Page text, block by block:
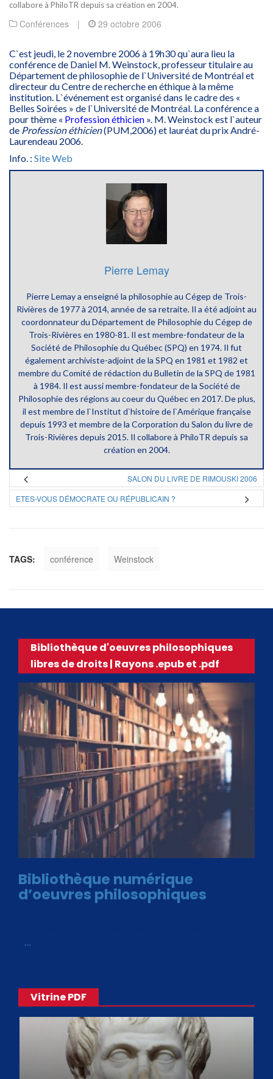
collabore à PhiloTR depuis sa création en 2004.
Conférences | 29 octobre 2006
C`est jeudi, le 2 novembre 2006 à 19h30 qu`aura lieu la
conférence de Daniel M. Weinstock, professeur titulaire au
Département de philosophie de l`Université de Montréal et
directeur du Centre de recherche en éthique à la même
institution. L`événement est organisé dans le cadre des «
Belles Soirées » de l`Université de Montréal. La conférence a
pour thème « Profession éthicien ». M. Weinstock est l`auteur
de Profession éthicien(PUM,2006) et lauréat du prix André-
Laurendeau 2006.
Info. : Site Web
Pierre Lemay
Pierre Lemay a enseigné la philosophie au Cégep de Trois-
Rivières de 1977 à 2014, année de sa retraite. Il a été adjoint au
coordonnateur du Département de Philosophie du Cégep de
Trois-Rivières en 1980-81. Il est membre-fondateur de la
Société de Philosophie du Québec (SPQ) en 1974. Il fut
également archiviste-adjoint de la SPQ en 1981 et 1982 et
membre du Comité de rédaction du Bulletin de la SPQ de 1981
à 1984. Il est aussi membre-fondateur de la Société de
Philosophie des régions au coeur du Québec en 2017. De plus,
il est membre de l`Institut d`histoire de l`Amérique française
depuis 1993 et membre de la Corporation du Salon du livre de
Trois-Rivières depuis 2015. Il collabore à PhiloTR depuis sa
création en 2004.
SALON DU LIVRE DE RIMOUSKI 2006
ETES-VOUS DÉMOCRATE OU RÉPUBLICAIN ?
TAGS: conférence Weinstock
Bibliothèque d'oeuvres philosophiques
libres de droits | Rayons .epub et .pdf
Bibliothèque numérique
d’oeuvres philosophiques
…
Vitrine PDF